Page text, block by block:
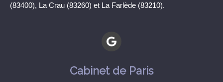
(83400), La Crau (83260) et La Farlède (83210).
Cabinet de Paris